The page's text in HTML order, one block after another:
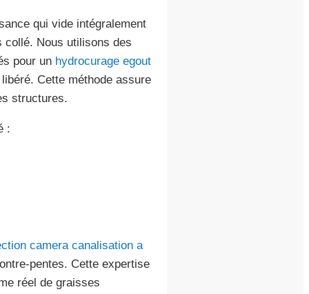
qui vide intégralement
collé. Nous utilisons des
pour un hydrocurage egout
Cette méthode assure
structures.
:
camera canalisation a
pentes. Cette expertise
réel de graisses